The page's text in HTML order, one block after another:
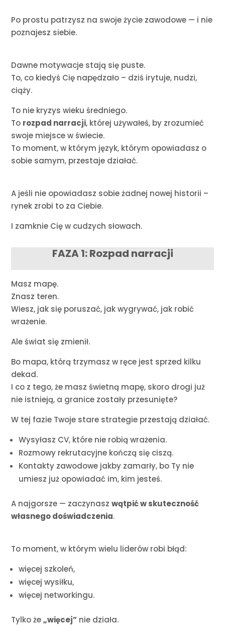
Po prostu patrzysz na swoje życie zawodowe — i nie
poznajesz siebie.
Dawne motywacje stają się puste.
To, co kiedyś Cię napędzało – dziś irytuje, nudzi,
ciąży.
To nie kryzys wieku średniego.
To rozpad narracji, której używałeś, by zrozumieć
swoje miejsce w świecie.
To moment, w którym język, którym opowiadasz o
sobie samym, przestaje działać.
A jeśli nie opowiadasz sobie żadnej nowej historii –
rynek zrobi to za Ciebie.
I zamknie Cię w cudzych słowach.
FAZA 1: Rozpad narracji
Masz mapę.
Znasz teren.
Wiesz, jak się poruszać, jak wygrywać, jak robić
wrażenie.
Ale świat się zmienił.
Bo mapa, którą trzymasz w ręce jest sprzed kilku
dekad.
I co z tego, że masz świetną mapę, skoro drogi już
nie istnieją, a granice zostały przesunięte?
W tej fazie Twoje stare strategie przestają działać.
Wysyłasz CV, które nie robią wrażenia.
Rozmowy rekrutacyjne kończą się ciszą.
Kontakty zawodowe jakby zamarły, bo Ty nie
umiesz już opowiadać im, kim jesteś.
A najgorsze — zaczynaszwątpić w skuteczność
własnego doświadczenia.
To moment, w którym wielu liderów robi błąd:
więcej szkoleń,
więcej wysiłku,
więcej networkingu.
Tylko że„więcej” nie działa.